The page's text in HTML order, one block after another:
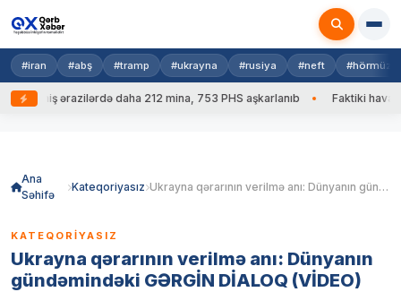
#iran #abş #tramp #ukrayna #rusiya #neft #hörmüz
ərazilərdə daha 212 mina, 753 PHS aşkarlanıb Faktiki hava: 39
Ana
Səhifə
Kateqoriyasız Ukrayna qərarının verilmə anı: Dünyanın gündəmindəki GƏRGİN DİALOQ (VİDEO)
KATEQORIYASIZ
Ukrayna qərarının verilmə anı: Dünyanın
gündəmindəki GƏRGİN DİALOQ (VİDEO)